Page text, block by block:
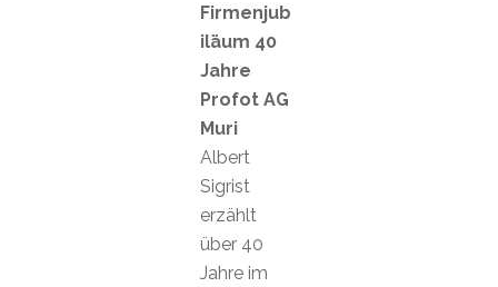
Firmenjub
iläum 40
Jahre
Profot AG
Muri
Albert
Sigrist
erzählt
über 40
Jahre im